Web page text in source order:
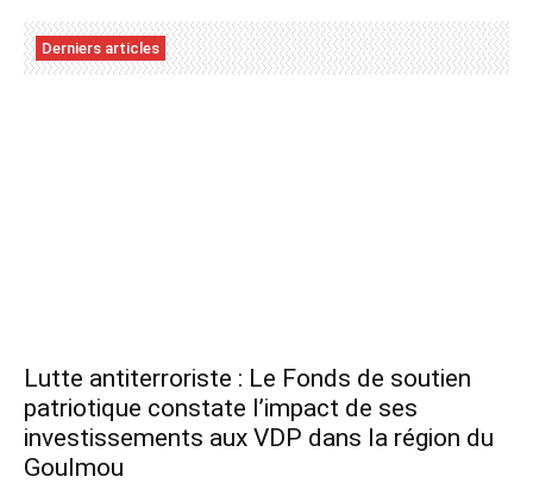
Derniers articles
Lutte antiterroriste : Le Fonds de soutien
patriotique constate l’impact de ses
investissements aux VDP dans la région du
Goulmou